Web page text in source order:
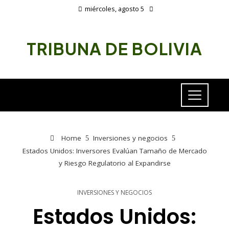
miércoles, agosto 5
TRIBUNA DE BOLIVIA
Home
Inversiones y negocios
Estados Unidos: Inversores Evalúan Tamaño de Mercado
y Riesgo Regulatorio al Expandirse
INVERSIONES Y NEGOCIOS
Estados Unidos: